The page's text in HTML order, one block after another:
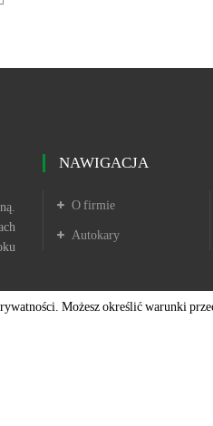
NAWIGACJA
O firmie
Autokary
Możesz określić warunki